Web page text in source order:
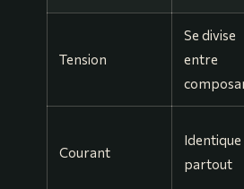
Tension
Se divise
entre
Courant
Identique
partout